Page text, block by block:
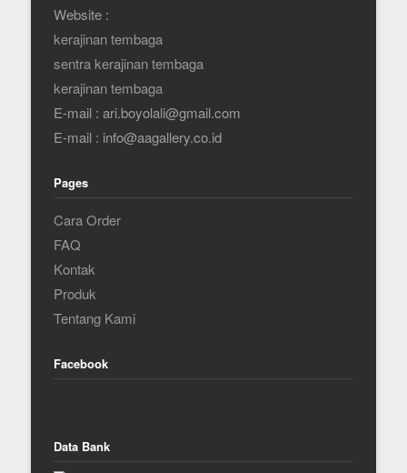
Website :
kerajinan tembaga
sentra kerajinan tembaga
kerajinan tembaga
E-mail : ari.boyolali@gmail.com
E-mail : info@aagallery.co.id
Pages
Cara Order
FAQ
Kontak
Produk
Tentang Kami
Facebook
Data Bank